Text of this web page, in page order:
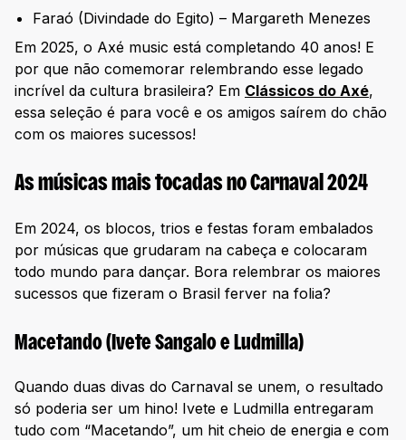
Faraó (Divindade do Egito) – Margareth Menezes
Em 2025, o Axé music está completando 40 anos! E
por que não comemorar relembrando esse legado
incrível da cultura brasileira? Em Clássicos do Axé,
essa seleção é para você e os amigos saírem do chão
com os maiores sucessos!
As músicas mais tocadas no Carnaval 2024
Em 2024, os blocos, trios e festas foram embalados
por músicas que grudaram na cabeça e colocaram
todo mundo para dançar. Bora relembrar os maiores
sucessos que fizeram o Brasil ferver na folia?
Macetando (Ivete Sangalo e Ludmilla)
Quando duas divas do Carnaval se unem, o resultado
só poderia ser um hino! Ivete e Ludmilla entregaram
tudo com “Macetando”, um hit cheio de energia e com